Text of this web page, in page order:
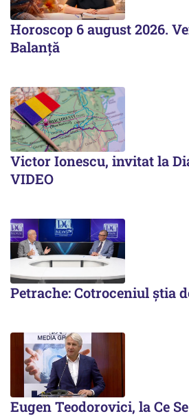
Horoscop 6 august 2026.
Balanță
Victor Ionescu, invitat la
VIDEO
Petrache: Cotroceniul știa
Eugen Teodorovici, la Ce